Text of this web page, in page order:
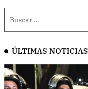
ÚLTIMAS NOTICIAS